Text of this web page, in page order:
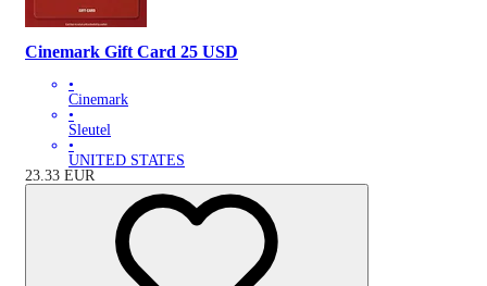
Cinemark Gift Card 25 USD
•
Cinemark
•
Sleutel
•
UNITED STATES
23.33 EUR